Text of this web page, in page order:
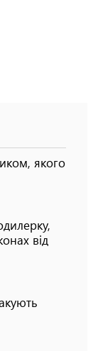
якого
від